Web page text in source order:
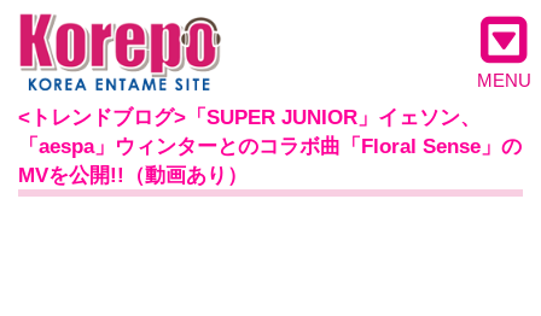
MENU
<トレンドブログ>「SUPER JUNIOR」イェソン、
「aespa」ウィンターとのコラボ曲「Floral Sense」の
MVを公開!!（動画あり）